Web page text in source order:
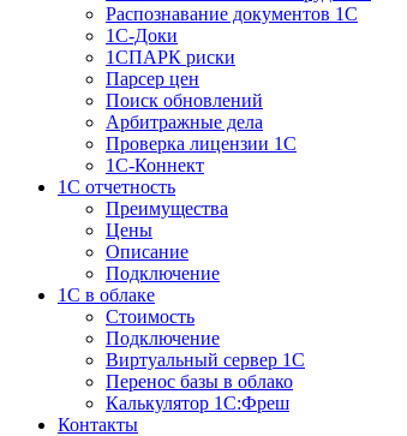
Распознавание документов 1С
1С-Доки
1CПАРК риски
Парсер цен
Поиск обновлений
Арбитражные дела
Проверка лицензии 1С
1С-Коннект
1C отчетность
Преимущества
Цены
Описание
Подключение
1С в облаке
Стоимость
Подключение
Виртуальный сервер 1С
Перенос базы в облако
Калькулятор 1С:Фреш
Контакты